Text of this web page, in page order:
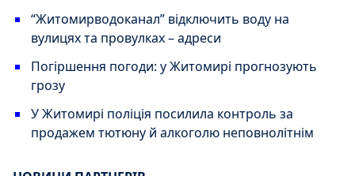
“Житомирводоканал” відключить воду на
вулицях та провулках – адреси
Погіршення погоди: у Житомирі прогнозують
грозу
У Житомирі поліція посилила контроль за
продажем тютюну й алкоголю неповнолітнім